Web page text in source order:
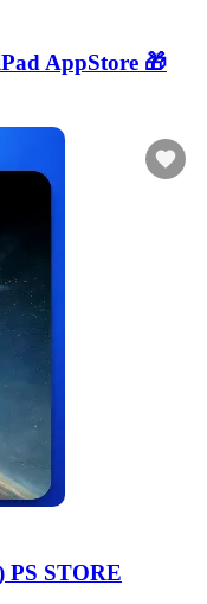
AppStore 🎁
PS STORE